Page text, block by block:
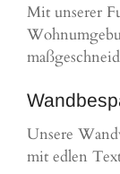
Mit unserer
Unsere
mit edlen